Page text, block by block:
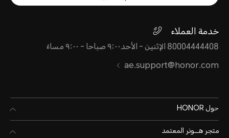
خدمة العملاء
80004444408 الإثنين - الأحد٩:٠٠ صباحا - ٩:٠٠ مساءً
ae.support@honor.com
حول HONOR
متجر هـــونر المعتمد